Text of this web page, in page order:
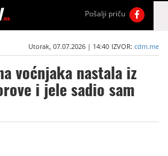
Pošalji priču
Utorak, 07.07.2026 | 14:40 IZVOR: cdm.me
voćnjaka nastala iz
i jele sadio sam